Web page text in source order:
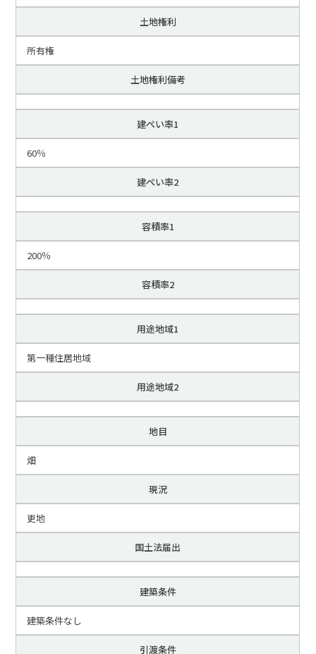
土地権利
所有権
土地権利備考
建ぺい率1
60％
建ぺい率2
容積率1
200％
容積率2
用途地域1
第一種住居地域
用途地域2
地目
畑
現況
更地
国土法届出
建築条件
建築条件なし
引渡条件